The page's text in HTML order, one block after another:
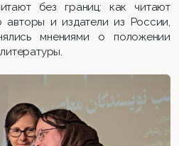
без границ: как читают
авторы и издатели из России,
мнениями о положении